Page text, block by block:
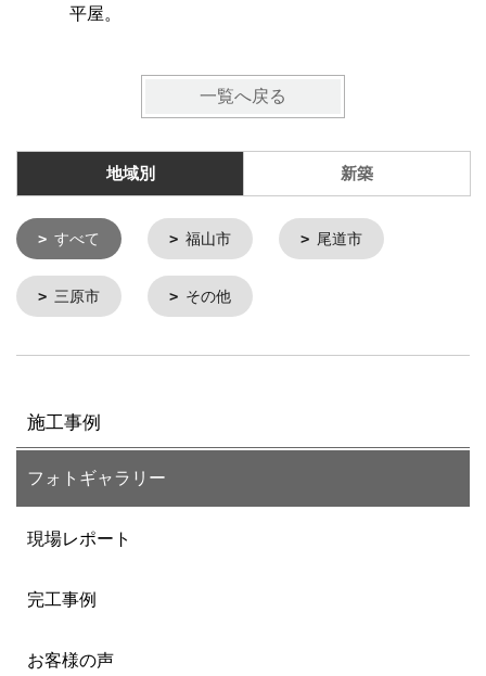
平屋。
一覧へ戻る
地域別 新築
すべて 福山市 尾道市
三原市 その他
施工事例
フォトギャラリー
現場レポート
完工事例
お客様の声